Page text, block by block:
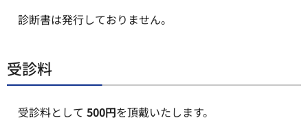
診断書は発行しておりません。
受診料
受診料として 500円を頂戴いたします。